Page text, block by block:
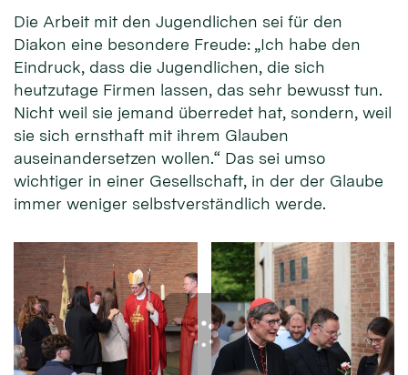
Die Arbeit mit den Jugendlichen sei für den
Diakon eine besondere Freude: „Ich habe den
Eindruck, dass die Jugendlichen, die sich
heutzutage Firmen lassen, das sehr bewusst tun.
Nicht weil sie jemand überredet hat, sondern, weil
sie sich ernsthaft mit ihrem Glauben
auseinandersetzen wollen.“ Das sei umso
wichtiger in einer Gesellschaft, in der der Glaube
immer weniger selbstverständlich werde.